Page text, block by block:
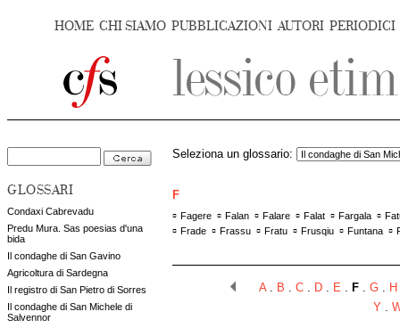
HOME CHI SIAMO PUBBLICAZIONI AUTORI PERIODICI
GLOSSARI
Condaxi Cabrevadu
Predu Mura. Sas poesias d'una
bida
Il condaghe di San Gavino
Agricoltura di Sardegna
Il registro di San Pietro di Sorres
Il condaghe di San Michele di
Salvennor
Seleziona un glossario:
F
▫ Fagere ▫ Falan ▫ Falare ▫ Falat ▫ Fargala ▫
▫ Frade ▫ Frassu ▫ Fratu ▫ Frusqiu ▫ Funtana ▫
A. B . C. D. E . F. G. H
Y .